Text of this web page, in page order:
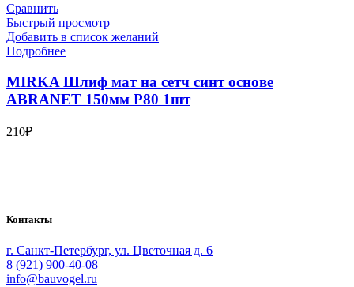
Сравнить
Быстрый просмотр
Добавить в список желаний
Подробнее
MIRKA Шлиф мат на сетч синт основе
ABRANET 150мм Р80 1шт
210₽
Контакты
г. Санкт-Петербург, ул. Цветочная д. 6
8 (921) 900-40-08
info@bauvogel.ru